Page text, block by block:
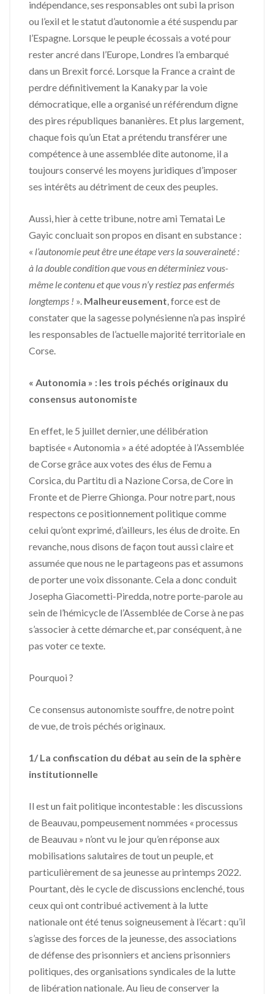
indépendance, ses responsables ont subi la prison
ou l’exil et le statut d’autonomie a été suspendu par
l’Espagne. Lorsque le peuple écossais a voté pour
rester ancré dans l’Europe, Londres l’a embarqué
dans un Brexit forcé. Lorsque la France a craint de
perdre définitivement la Kanaky par la voie
démocratique, elle a organisé un référendum digne
des pires républiques bananières. Et plus largement,
chaque fois qu’un Etat a prétendu transférer une
compétence à une assemblée dite autonome, il a
toujours conservé les moyens juridiques d’imposer
ses intérêts au détriment de ceux des peuples.
Aussi, hier à cette tribune, notre ami Tematai Le
Gayic concluait son propos en disant en substance :
« l’autonomie peut être une étape vers la souveraineté :
à la double condition que vous en déterminiez vous-
même le contenu et que vous n’y restiez pas enfermés
longtemps ! ». Malheureusement , force est de
constater que la sagesse polynésienne n’a pas inspiré
les responsables de l’actuelle majorité territoriale en
Corse.
« Autonomia » : les trois péchés originaux du
consensus autonomiste
En effet, le 5 juillet dernier, une délibération
baptisée « Autonomia » a été adoptée à l’Assemblée
de Corse grâce aux votes des élus de Femu a
Corsica, du Partitu di a Nazione Corsa, de Core in
Fronte et de Pierre Ghionga. Pour notre part, nous
respectons ce positionnement politique comme
celui qu’ont exprimé, d’ailleurs, les élus de droite. En
revanche, nous disons de façon tout aussi claire et
assumée que nous ne le partageons pas et assumons
de porter une voix dissonante. Cela a donc conduit
Josepha Giacometti-Piredda, notre porte-parole au
sein de l’hémicycle de l’Assemblée de Corse à ne pas
s’associer à cette démarche et, par conséquent, à ne
pas voter ce texte.
Pourquoi ?
Ce consensus autonomiste souffre, de notre point
de vue, de trois péchés originaux.
1/ La confiscation du débat au sein de la sphère
institutionnelle
Il est un fait politique incontestable : les discussions
de Beauvau, pompeusement nommées « processus
de Beauvau » n’ont vu le jour qu’en réponse aux
mobilisations salutaires de tout un peuple, et
particulièrement de sa jeunesse au printemps 2022.
Pourtant, dès le cycle de discussions enclenché, tous
ceux qui ont contribué activement à la lutte
nationale ont été tenus soigneusement à l’écart : qu’il
s’agisse des forces de la jeunesse, des associations
de défense des prisonniers et anciens prisonniers
politiques, des organisations syndicales de la lutte
de libération nationale. Au lieu de conserver la